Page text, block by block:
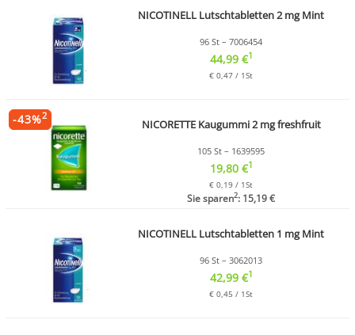
NICOTINELL Lutschtabletten 2 mg Mint
96 St – 7006454
44,99 €1
€ 0,47 / 1St
NICORETTE Kaugummi 2 mg freshfruit
105 St – 1639595
19,80 €1
€ 0,19 / 1St
Sie sparen2: 15,19 €
-43%2
NICOTINELL Lutschtabletten 1 mg Mint
96 St – 3062013
42,99 €1
€ 0,45 / 1St